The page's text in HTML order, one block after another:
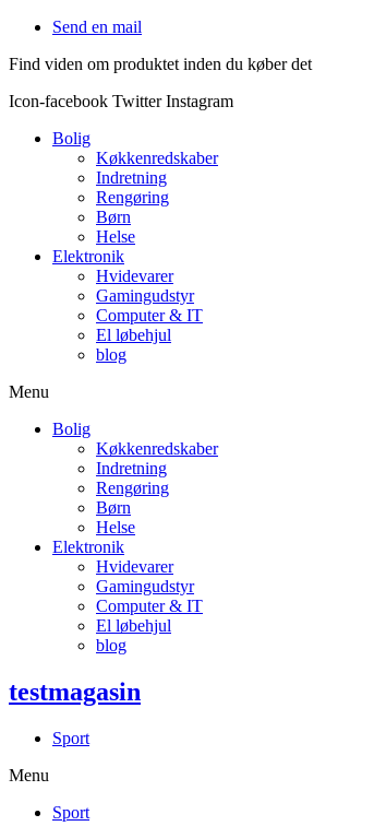
Videre
indhold
Send en mail
Find viden om produktet inden du køber det
Icon-facebook Twitter Instagram
Bolig
Køkkenredskaber
Indretning
Rengøring
Børn
Helse
Elektronik
Hvidevarer
Gamingudstyr
Computer & IT
El løbehjul
blog
Menu
Bolig
Køkkenredskaber
Indretning
Rengøring
Børn
Helse
Elektronik
Hvidevarer
Gamingudstyr
Computer & IT
El løbehjul
blog
testmagasin
Sport
Menu
Sport